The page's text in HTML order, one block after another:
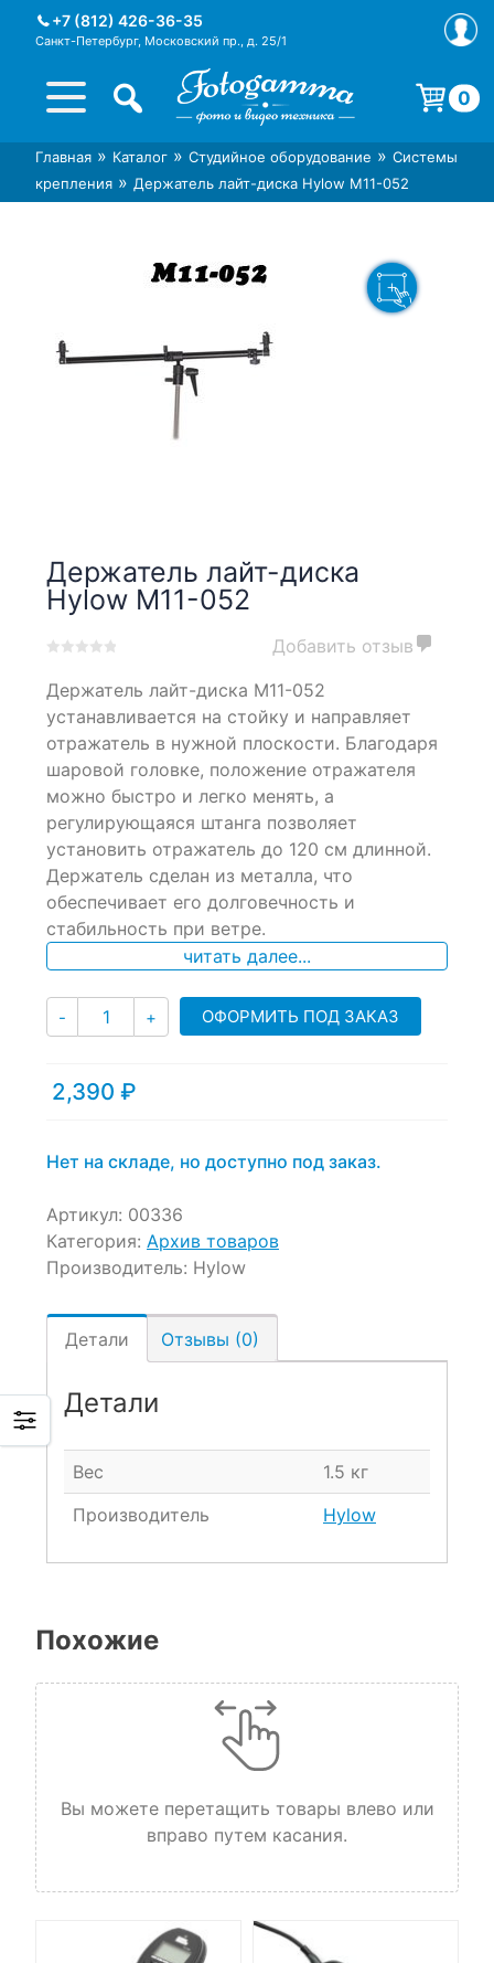
+7 (812) 426-36-35
Санкт-Петербург, Московский пр., д. 25/1
Интернет-магазин фототехники
Foto-Gamma в СПб
Магазин фотоаксессуаров foto-
gamma.ru
0
Корзина пуста.
Главная » Каталог » Студийное оборудование » Системы
крепления » Держатель лайт-диска Hylow M11-052
Держатель лайт-диска
Hylow M11-052
out
based
on
customer
ratings
Добавить отзыв
Держатель лайт-диска M11-052
устанавливается на стойку и направляет
отражатель в нужной плоскости. Благодаря
шаровой головке, положение отражателя
можно быстро и легко менять, а
регулирующаяся штанга позволяет
установить отражатель до 120 см длинной.
Держатель сделан из металла, что
обеспечивает его долговечность и
стабильность при ветре.
читать далее...
- Количество
+ ОФОРМИТЬ ПОД ЗАКАЗ
2,390 ₽
Нет на складе, но доступно под заказ.
Артикул: 00336
Категория: Архив товаров
Производитель: Hylow
Детали Отзывы (0)
Детали
Вес
1.5 кг
Производитель
Hylow
Похожие
Вы можете перетащить товары влево или
вправо путем касания.